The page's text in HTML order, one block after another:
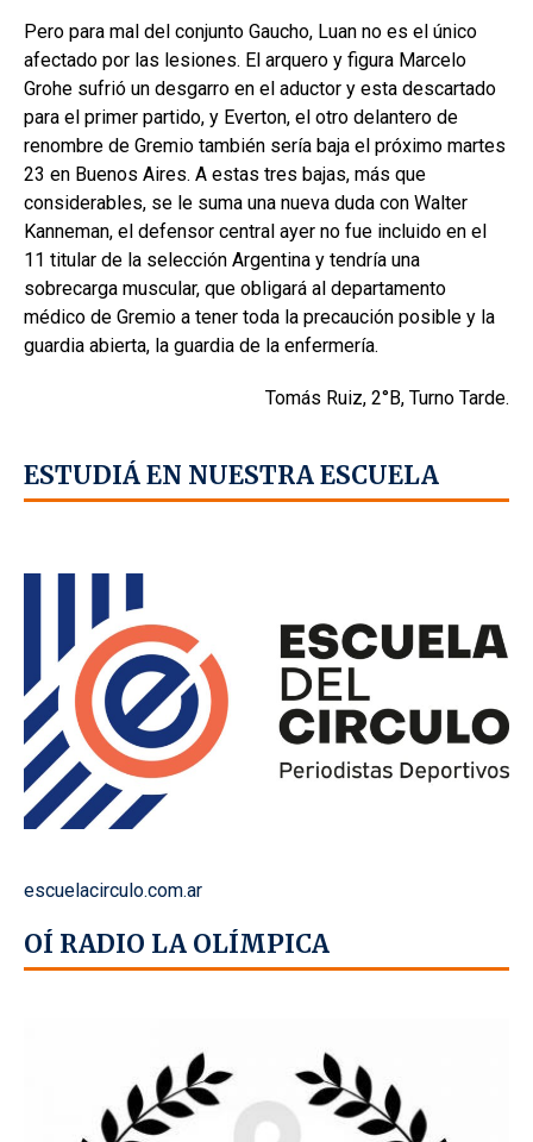
Pero para mal del conjunto Gaucho, Luan no es el único
afectado por las lesiones. El arquero y figura Marcelo
Grohe sufrió un desgarro en el aductor y esta descartado
para el primer partido, y Everton, el otro delantero de
renombre de Gremio también sería baja el próximo martes
23 en Buenos Aires. A estas tres bajas, más que
considerables, se le suma una nueva duda con Walter
Kanneman, el defensor central ayer no fue incluido en el
11 titular de la selección Argentina y tendría una
sobrecarga muscular, que obligará al departamento
médico de Gremio a tener toda la precaución posible y la
guardia abierta, la guardia de la enfermería.
Tomás Ruiz, 2°B, Turno Tarde.
ESTUDIÁ EN NUESTRA ESCUELA
escuelacirculo.com.ar
OÍ RADIO LA OLÍMPICA